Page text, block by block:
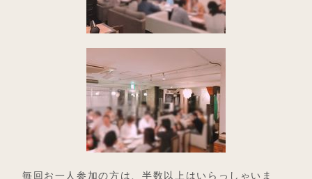
毎回お一人参加の方は、半数以上はいらっしゃいま